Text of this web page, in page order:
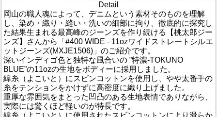
Detail
岡山の職人魂によって、デニムという素材そのものを理解
し、染め・織り・縫い・洗いの細部に拘り、徹底的に探究し
た結果生まれる最高峰のジーンズを作り続ける【桃太郎ジー
ンズ】さんから「#400 WIDE - 11ozワイドストレートシルエ
ットジーンズ(MXJE1506)」のご紹介です。
深いインディゴ色と独特な風合いの ”特濃-TOKUNO
BLUE”の11ozの生地をボディーに採用しました。
緯糸（よこいと）にスビンコットンを使用し、やや太番手の
糸をテンションをかけずに高密度に織り上げました。
重厚な雰囲気をまとった凹凸のある生地表情でありながら、
実際には驚くほど軽いのが特長です。